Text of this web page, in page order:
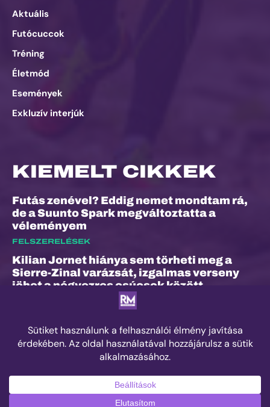
Aktuális
Futócuccok
Tréning
Életmód
Események
Exkluzív interjúk
KIEMELT CIKKEK
Futás zenével? Eddig nemet mondtam rá,
de a Suunto Spark megváltoztatta a
véleményem
FELSZERELÉSEK
Kilian Jornet hiánya sem törheti meg a
Sierre-Zinal varázsát, izgalmas verseny
jöhet a négyezres csúcsok között
fájdalom és a szenvedés nem rossz dolog”
– Interjú Lénárt Krisztiánnal, a Daráló új
pályacsúcstartójával
EDZÉS